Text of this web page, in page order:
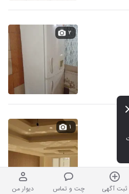
ثبت آگهی چت و تماس دیوار من
۲
۱